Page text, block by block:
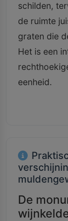
schilden,
de ruimte
graten die
Het is een
eenheid.
De